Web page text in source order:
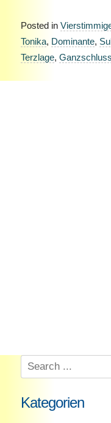
Posted in
Tonika, Dominante,
Terzlage, Ganzschluss
Search
for:
Kategorien